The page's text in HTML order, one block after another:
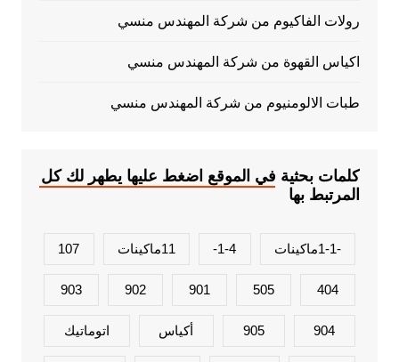
رولات الفاكيوم من شركة المهندس منسي
اكياس القهوة من شركة المهندس منسي
طبات الالومنيوم من شركة المهندس منسي
كلمات بحثية في الموقع اضغط عليها يطهر لك كل
المرتبط بها
-1-1ماكينات 1-4- 11ماكينات 107
404
505
901
902
903
904
905 أكياس اتوماتيك